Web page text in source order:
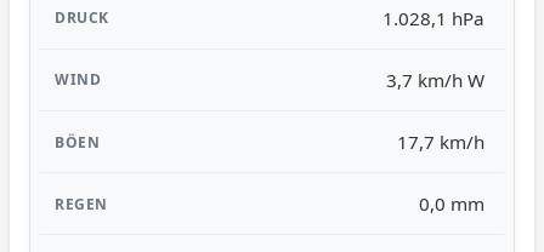
1.028,1 hPa
3,7 km/h W
17,7 km/h
0,0 mm